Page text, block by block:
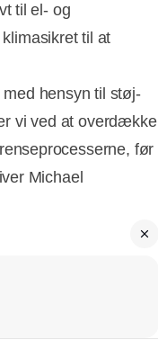
til el- og
til at
hensyn til støj-
vi ved at overdække
før
Michael